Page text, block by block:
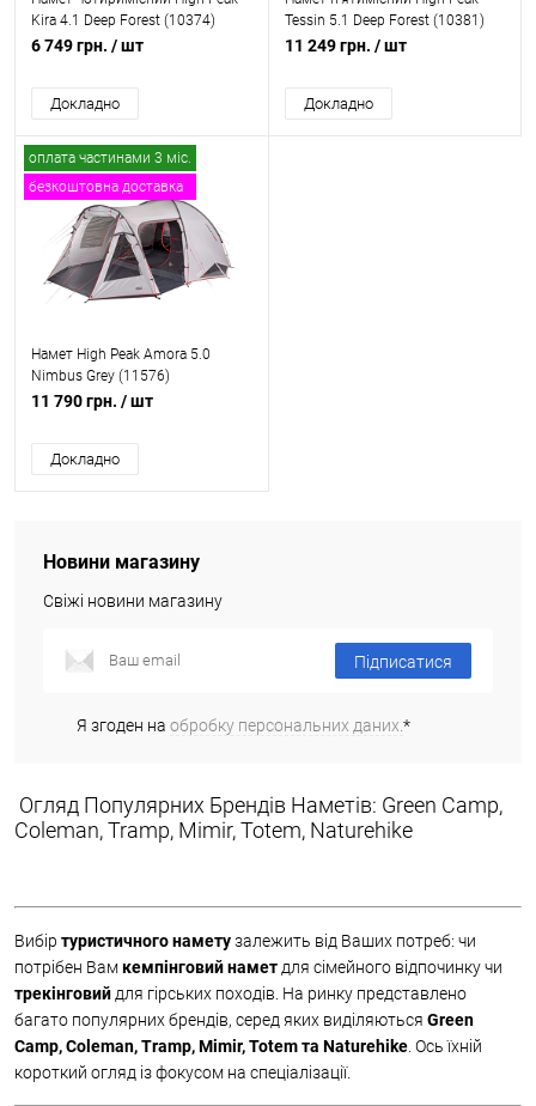
Kira 4.1 Deep Forest (10374)
6 749 грн. / шт
Докладно
Tessin 5.1 Deep Forest (10381)
11 249 грн. / шт
Докладно
оплата частинами 3 міс.
безкоштовна доставка
Намет High Peak Amora 5.0
Nimbus Grey (11576)
11 790 грн. / шт
Докладно
Новини магазину
Свіжі новини магазину
Підписатися
Я згоден на обробку персональних даних.*
Огляд Популярних Брендів Наметів: Green Camp,
Coleman, Tramp, Mimir, Totem, Naturehike
Вибір туристичного наметузалежить від Ваших потреб: чи
потрібен Вамкемпінговий намет для сімейного відпочинку чи
трекінговий для гірських походів. На ринку представлено
багато популярних брендів, серед яких виділяються Green
Camp, Coleman, Tramp, Mimir, Totem та Naturehike . Ось їхній
короткий огляд із фокусом на спеціалізації.